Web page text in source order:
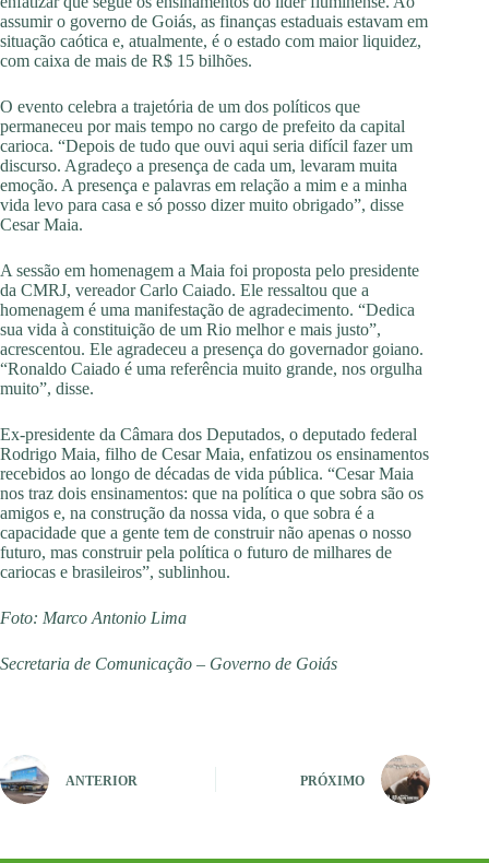
assumir o governo de Goiás, as finanças estaduais estavam em
situação caótica e, atualmente, é o estado com maior liquidez,
com caixa de mais de R$ 15 bilhões.
O evento celebra a trajetória de um dos políticos que
permaneceu por mais tempo no cargo de prefeito da capital
carioca. “Depois de tudo que ouvi aqui seria difícil fazer um
discurso. Agradeço a presença de cada um, levaram muita
emoção. A presença e palavras em relação a mim e a minha
vida levo para casa e só posso dizer muito obrigado”, disse
Cesar Maia.
A sessão em homenagem a Maia foi proposta pelo presidente
da CMRJ, vereador Carlo Caiado. Ele ressaltou que a
homenagem é uma manifestação de agradecimento. “Dedica
sua vida à constituição de um Rio melhor e mais justo”,
acrescentou. Ele agradeceu a presença do governador goiano.
“Ronaldo Caiado é uma referência muito grande, nos orgulha
muito”, disse.
Ex-presidente da Câmara dos Deputados, o deputado federal
Rodrigo Maia, filho de Cesar Maia, enfatizou os ensinamentos
recebidos ao longo de décadas de vida pública. “Cesar Maia
nos traz dois ensinamentos: que na política o que sobra são os
amigos e, na construção da nossa vida, o que sobra é a
capacidade que a gente tem de construir não apenas o nosso
futuro, mas construir pela política o futuro de milhares de
cariocas e brasileiros”, sublinhou.
Foto: Marco Antonio Lima
Secretaria de Comunicação – Governo de Goiás
ANTERIOR PRÓXIMO